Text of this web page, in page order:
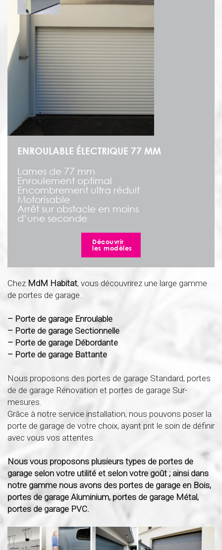
ENROULABLE ÉLECTRIQUE 77 MM
Lames de 77 mm
Enroulement optimal
Encombrement ultra réduit
Motorisable
Arrêt sur obstacle en moins
d’une seconde
Découvrir
les modèles
Chez MdM Habitat, vous découvrirez une large gamme
de portes de garage.
– Porte de garage Enroulable
– Porte de garage Sectionnelle
– Porte de garage Débordante
– Porte de garage Battante
Nous proposons des portes de garage Standard, portes
de de garage Rénovation et portes de garage Sur-
mesures.
Grâce à notre service installation, nous pouvons poser la
porte de garage de votre choix, ayant prit le soin de définir
avec vous vos attentes.
Nous vous proposons plusieurs types de portes de
garage selon votre utilité et selon votre goût ; ainsi dans
notre gamme nous avons des portes de garage en Bois,
portes de garage Aluminium, portes de garage Métal,
portes de garage PVC.